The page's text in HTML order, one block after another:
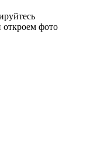
фото